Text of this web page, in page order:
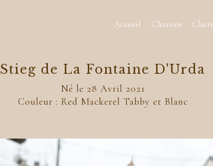
Accueil Chatons Chats
Stieg de La Fontaine D'Urda
Né le 28 Avril 2021
Couleur : Red Mackerel Tabby et Blanc